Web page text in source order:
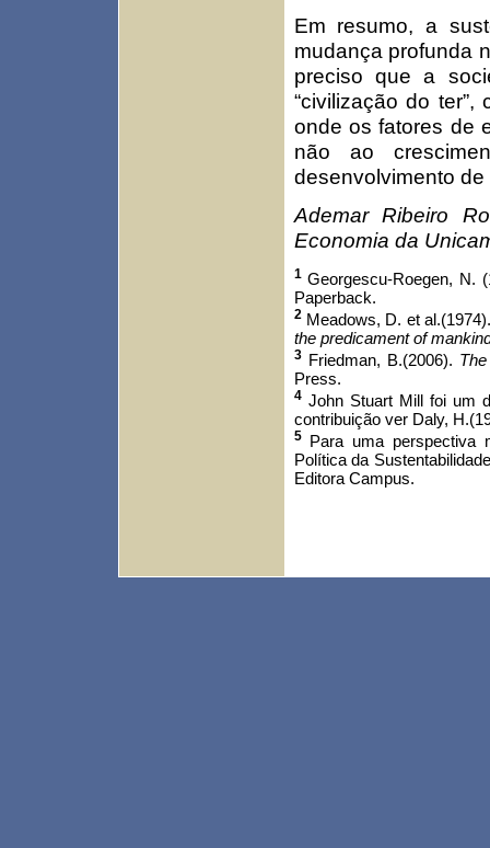
Em resumo, a
mudança profunda
preciso que a
“civilização do
onde os fatores de
não ao
desenvolvimento
Ademar Ribeiro
Economia da
1Georgescu-Roegen, N.
Paperback.
2Meadows, D. et
the predicament of
3Friedman, B.(2006).
Press.
4John Stuart Mill foi um
contribuição ver Daly,
5Para uma perspectiva
Política da
Editora Campus.